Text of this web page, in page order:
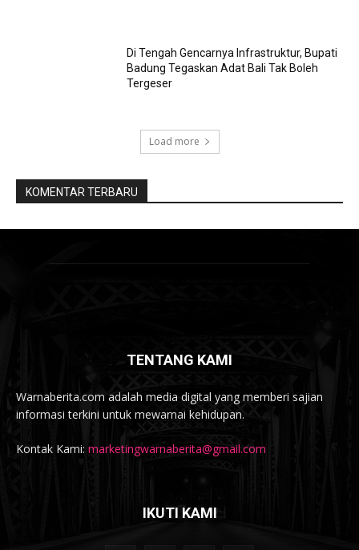
Di Tengah Gencarnya Infrastruktur, Bupati
Badung Tegaskan Adat Bali Tak Boleh
Tergeser
Load more
KOMENTAR TERBARU
TENTANG KAMI
Warnaberita.com adalah media digital yang memberi sajian
informasi terkini untuk mewarnai kehidupan.
Kontak Kami: marketingwarnaberita@gmail.com
IKUTI KAMI